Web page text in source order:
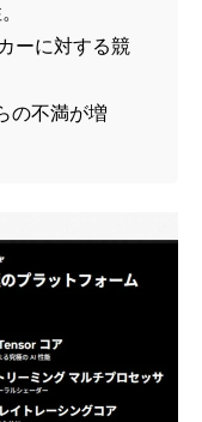
ーに対する競
の不満が増